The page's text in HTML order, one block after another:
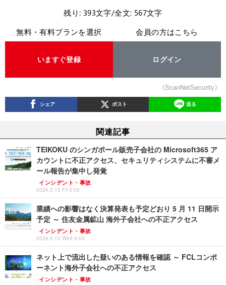
残り: 393文字/全文: 567文字
無料・有料プランを選択
いますぐ登録
会員の方はこちら
ログイン
《ScanNetSecurity》
シェア ポスト 送る
関連記事
TEIKOKU のシンガポール販売子会社の Microsoft365 ア
カウントに不正アクセス、セキュリティシステムに不審メ
ール報告が集中し発覚
インシデント・事故
2026.5.15 Fri 8:05
業績への影響はなく決算発表も予定どおり 5 月 11 日開示
予定 ～ 住友金属鉱山 海外子会社への不正アクセス
インシデント・事故
2026.5.13 Wed 8:05
ネット上で流出した疑いのある情報を確認 ～ FCLコンポ
ーネント海外子会社への不正アクセス
インシデント・事故